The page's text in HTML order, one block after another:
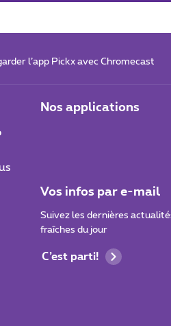
l’app Pickx avec Chromecast
Nos applications
Vos infos par e-mail
Suivez les dernières
fraîches du jour
C’est parti!